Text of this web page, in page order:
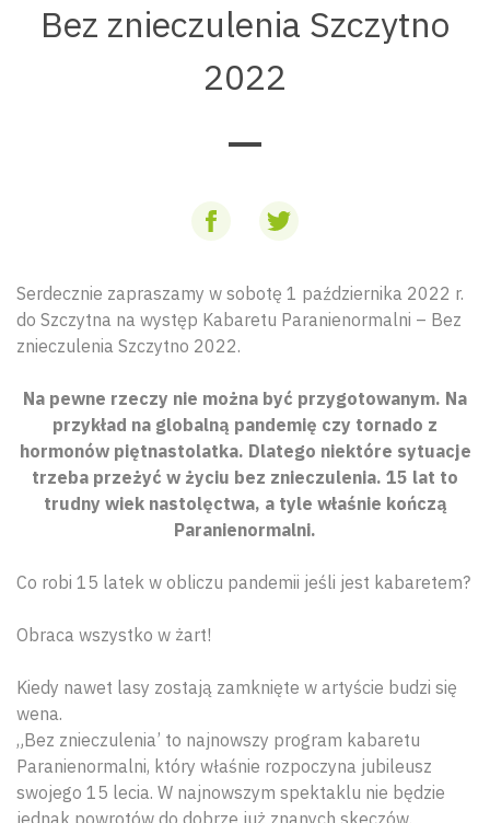
Bez znieczulenia Szczytno
2022
Serdecznie zapraszamy w sobotę 1 października 2022 r.
do Szczytna na występ Kabaretu Paranienormalni – Bez
znieczulenia Szczytno 2022.
Na pewne rzeczy nie można być przygotowanym. Na
przykład na globalną pandemię czy tornado z
hormonów piętnastolatka. Dlatego niektóre sytuacje
trzeba przeżyć w życiu bez znieczulenia. 15 lat to
trudny wiek nastolęctwa, a tyle właśnie kończą
Paranienormalni.
Co robi 15 latek w obliczu pandemii jeśli jest kabaretem?
Obraca wszystko w żart!
Kiedy nawet lasy zostają zamknięte w artyście budzi się
wena.
„Bez znieczulenia’ to najnowszy program kabaretu
Paranienormalni, który właśnie rozpoczyna jubileusz
swojego 15 lecia. W najnowszym spektaklu nie będzie
jednak powrotów do dobrze już znanych skeczów.